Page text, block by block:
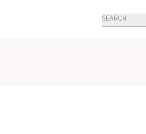
商
品
検